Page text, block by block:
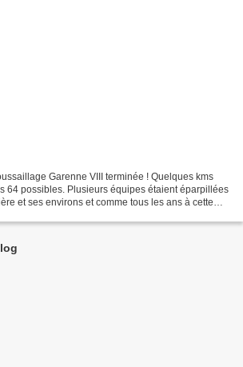
Garenne VIII terminée ! Quelques kms
64 possibles. Plusieurs équipes étaient éparpillées
et ses environs et comme tous les ans à cette